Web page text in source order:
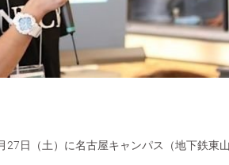
27日（土）に名古屋キャンパス（地下鉄東